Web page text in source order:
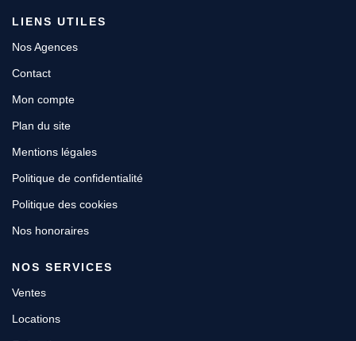
LIENS UTILES
Nos Agences
Contact
Mon compte
Plan du site
Mentions légales
Politique de confidentialité
Politique des cookies
Nos honoraires
NOS SERVICES
Ventes
Locations